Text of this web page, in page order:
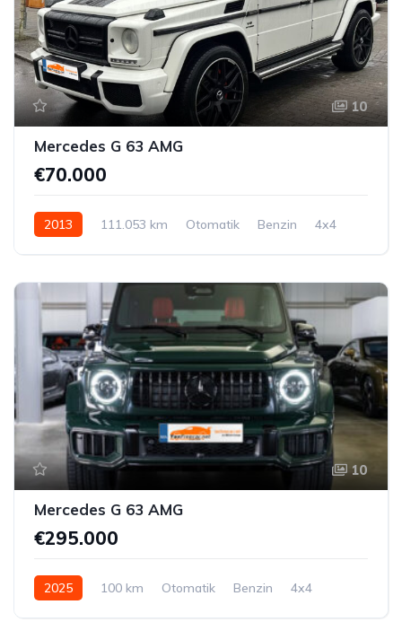
10
Mercedes G 63 AMG
€70.000
2013 111.053 km Otomatik Benzin 4x4
10
Mercedes G 63 AMG
€295.000
2025 100 km Otomatik Benzin 4x4